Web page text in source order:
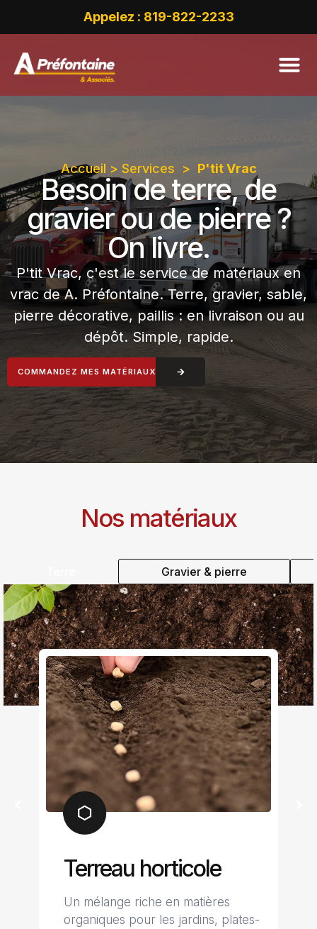
Appelez : 819-822-2233
Accueil > Services > P'tit Vrac
Besoin de terre, de
gravier ou de pierre ?
On livre.
P'tit Vrac, c'est le service de matériaux en
vrac de A. Préfontaine. Terre, gravier, sable,
pierre décorative, paillis : en livraison ou au
dépôt. Simple, rapide.
COMMANDEZ MES MATÉRIAUX
Nos matériaux
Gravier & pierre
Terreau horticole
Un mélange riche en matières
organiques pour les jardins, plates-